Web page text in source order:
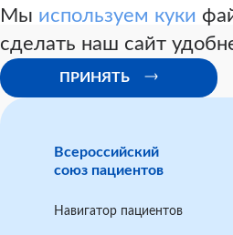
(Москва)
Мы используем куки
сделать наш сайт
ПРИНЯТЬ
Всероссийский
союз пациентов
Навигатор пациентов